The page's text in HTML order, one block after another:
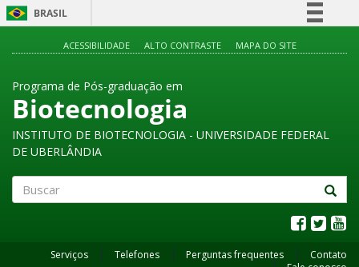
BRASIL
Legislação
ACESSIBILIDADE ALTO CONTRASTE MAPA DO SITE
Programa de Pós-graduação em
Biotecnologia
INSTITUTO DE BIOTECNOLOGIA - UNIVERSIDADE FEDERAL
DE UBERLÂNDIA
Serviços Telefones Perguntas frequentes
Contato